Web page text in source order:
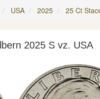
USA 2025 25 Ct
2025 S vz. USA